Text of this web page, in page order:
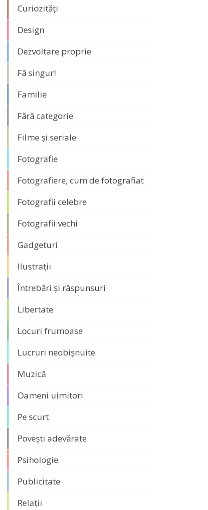
Curiozități
Design
Dezvoltare proprie
Fă singur!
Familie
Fără categorie
Filme și seriale
Fotografie
Fotografiere, cum de fotografiat
Fotografii celebre
Fotografii vechi
Gadgeturi
Ilustrații
Întrebări și răspunsuri
Libertate
Locuri frumoase
Lucruri neobișnuite
Muzică
Oameni uimitori
Pe scurt
Povești adevărate
Psihologie
Publicitate
Relații